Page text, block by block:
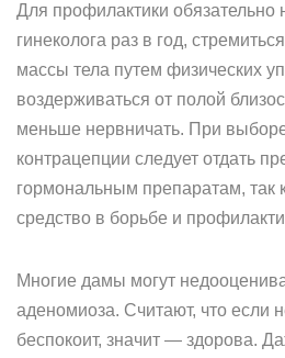
Для профилактики обязательно
гинеколога раз в год,
массы тела путем физических
воздерживаться от полой
меньше нервничать. При
контрацепции следует отдать
гормональным препаратам, так
средство в борьбе и
Многие дамы могут
аденомиоза. Считают, что если
беспокоит, значит — здорова.